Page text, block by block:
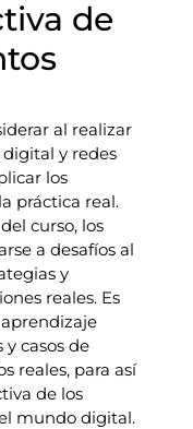
de
al realizar
y redes
los
práctica real.
curso, los
a desafíos al
y
reales. Es
casos de
reales, para así
de los
mundo digital.